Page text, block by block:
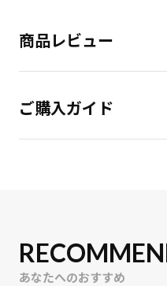
商品レビュー
ご購入ガイド
あなたへのおすすめ